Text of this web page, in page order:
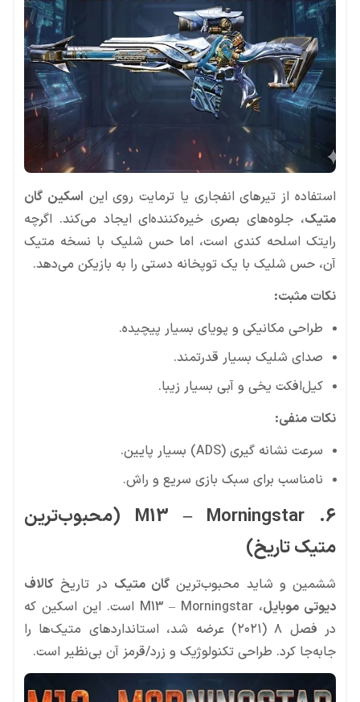
استفاده از تیرهای انفجاری یا ترمایت روی این اسکین گان
متیک، جلوه‌های بصری خیره‌کننده‌ای ایجاد می‌کند. اگرچه
رایتک اسلحه کندی است، اما حس شلیک با نسخه متیک
آن، حس شلیک با یک توپخانه دستی را به بازیکن می‌دهد.
نکات مثبت:
طراحی مکانیکی و پویای بسیار پیچیده.
صدای شلیک بسیار قدرتمند.
کیل‌افکت یخی و آبی بسیار زیبا.
نکات منفی:
سرعت نشانه گیری (ADS) بسیار پایین.
نامناسب برای سبک بازی سریع و راش.
6. M13 – Morningstar (محبوب‌ترین
متیک تاریخ)
ششمین و شاید محبوب‌ترین گان متیک در تاریخ کالاف
دیوتی موبایل
، M13 – Morningstar است. این اسکین که
در فصل ۸ (۲۰۲۱) عرضه شد، استانداردهای متیک‌ها را
جابه‌جا کرد. طراحی تکنولوژیک و زرد/قرمز آن بی‌نظیر است.